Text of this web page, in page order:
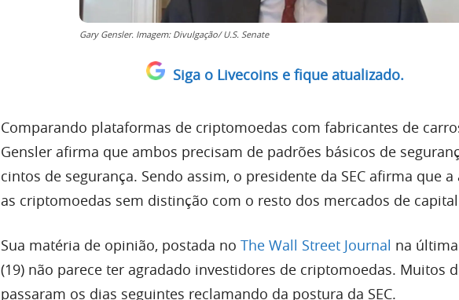
Gary Gensler. Imagem: Divulgação/ U.S. Senate
Siga o Livecoins e fique atualizado.
Comparando plataformas de criptomoedas com fabricantes de
Gensler afirma que ambos precisam de padrões básicos de
cintos de segurança. Sendo assim, o presidente da SEC afirma que a
as criptomoedas sem distinção com o resto dos mercados de
Sua matéria de opinião, postada no The Wall Street Journal na
(19) não parece ter agradado investidores de criptomoedas. Muitos
passaram os dias seguintes reclamando da postura da SEC.